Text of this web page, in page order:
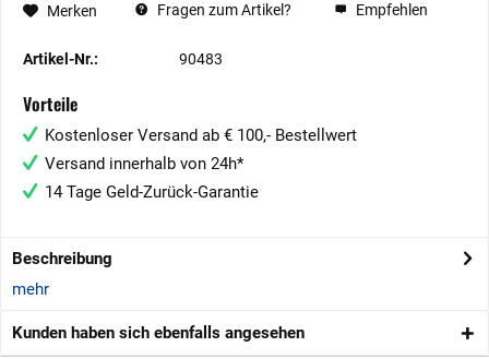
Merken Fragen zum Artikel? Empfehlen
Artikel-Nr.: 90483
Vorteile
Kostenloser Versand ab € 100,- Bestellwert
Versand innerhalb von 24h*
14 Tage Geld-Zurück-Garantie
Beschreibung
mehr
Kunden haben sich ebenfalls angesehen